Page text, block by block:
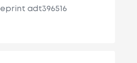
adt396516